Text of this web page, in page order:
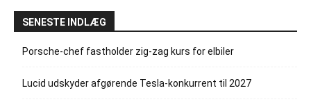
SENESTE INDLÆG
Porsche-chef fastholder zig-zag kurs for elbiler
Lucid udskyder afgørende Tesla-konkurrent til 2027